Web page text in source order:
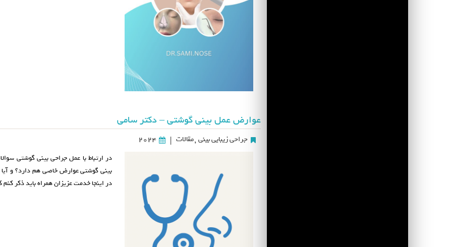
عوارض عمل بینی گوشتی – دکتر سامی
جراحی زیبایی بینی ,مقالات |
2024
در ارتباط با عمل جراحی بینی گوشتی
بینی گوشتی عوارض خاصی هم دارد؟ و
در اینجا خدمت عزیزان همراه باید ذکر